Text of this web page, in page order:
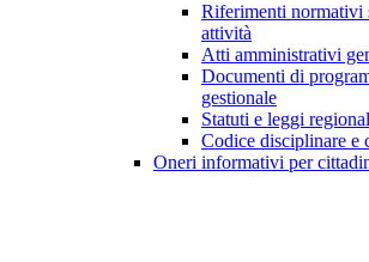
Riferimenti normativi
attività
Atti amministrativi
Documenti di
gestionale
Statuti e leggi
Codice disciplinare e
Oneri informativi per